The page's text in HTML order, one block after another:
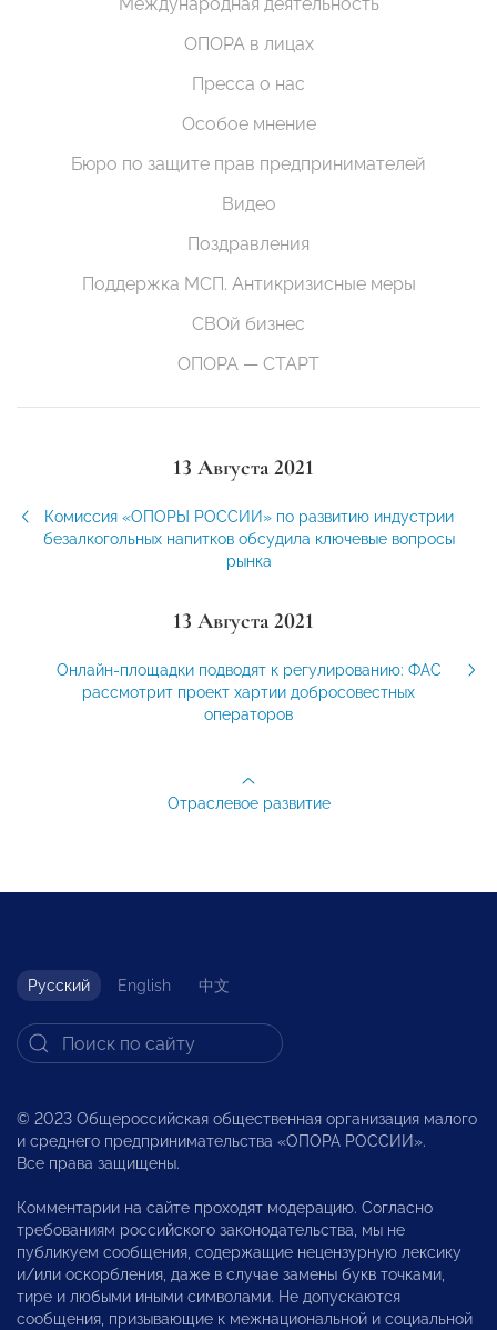
ОПОРА в лицах
Пресса о нас
Особое мнение
Бюро по защите прав предпринимателей
Видео
Поздравления
Поддержка МСП. Антикризисные меры
СВОй бизнес
ОПОРА — СТАРТ
13 Августа 2021
Комиссия «ОПОРЫ РОССИИ» по развитию индустрии
безалкогольных напитков обсудила ключевые вопросы
рынка
13 Августа 2021
Онлайн-площадки подводят к регулированию: ФАС
рассмотрит проект хартии добросовестных
операторов
Отраслевое развитие
Русский English 中文
© 2023 Общероссийская общественная организация малого
и среднего предпринимательства «ОПОРА РОССИИ».
Все права защищены.
Комментарии на сайте проходят модерацию. Согласно
требованиям российского законодательства, мы не
публикуем сообщения, содержащие нецензурную лексику
и/или оскорбления, даже в случае замены букв точками,
тире и любыми иными символами. Не допускаются
сообщения, призывающие к межнациональной и социальной